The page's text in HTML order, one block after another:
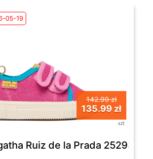
05-19
142.99 zł
135.99 zł
szt
Ruiz de la Prada 252933